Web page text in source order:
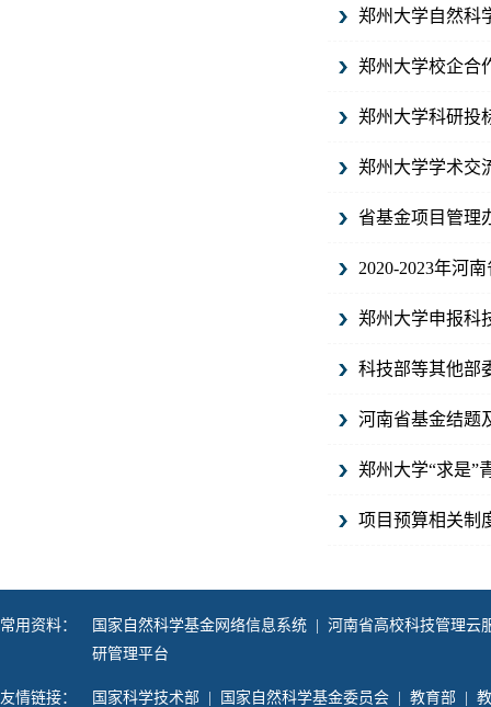
郑州大学自然科
郑州大学校企合
郑州大学科研投
郑州大学学术交
省基金项目管理
2020-2023年河
郑州大学申报科
科技部等其他部
河南省基金结题
郑州大学“求是”
项目预算相关制
常用资料： 国家自然科学基金网络信息系统
河南省高校科技管理
研管理平台
友情链接： 国家科学技术部 国家自然科学基金委员会 教育部